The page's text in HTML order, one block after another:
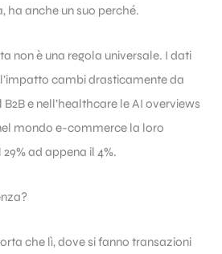
ha anche un suo perché.
non è una regola universale. I dati
cambi drasticamente da
e nell’healthcare le AI overviews
mondo e-commerce la loro
ad appena il 4%.
che lì, dove si fanno transazioni